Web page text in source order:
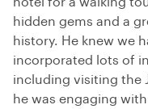
hidden gems and a
history. He knew we
incorporated lots of
including visiting the
he was engaging